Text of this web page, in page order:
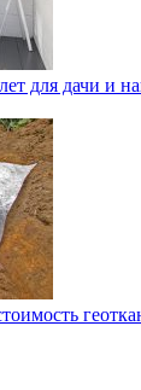
для дачи и